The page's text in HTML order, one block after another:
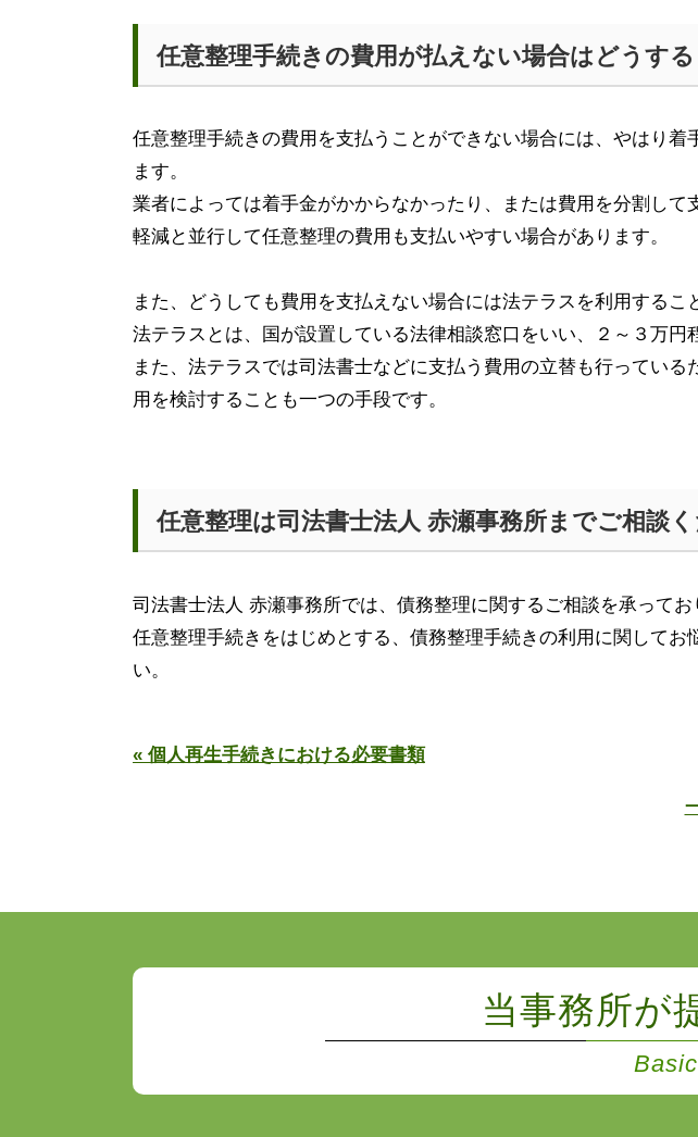
任意整理手続きの費用が払えない場合はどうする
任意整理手続きの費用を支払うことができない場合には、やはり
ます。
業者によっては着手金がかからなかったり、または費用を分割し
軽減と並行して任意整理の費用も支払いやすい場合があります。
また、どうしても費用を支払えない場合には法テラスを利用するこ
法テラスとは、国が設置している法律相談窓口をいい、２～３万円
また、法テラスでは司法書士などに支払う費用の立替も行ってい
用を検討することも一つの手段です。
任意整理は司法書士法人 赤瀬事務所までご相談
司法書士法人 赤瀬事務所では、債務整理に関するご相談を承ってお
任意整理手続きをはじめとする、債務整理手続きの利用に関して
い。
« 個人再生手続きにおける必要書類
当事務所が